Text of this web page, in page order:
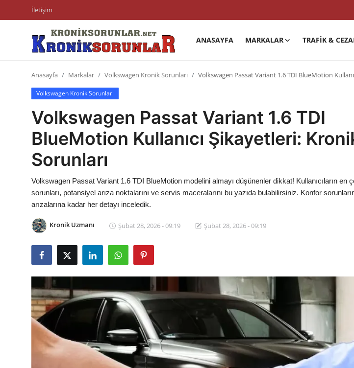
İletişim
ANASAYFA MARKALAR TRAFIK &
Trafik & Cezalar
Sigorta & Kasko
Muayene & Ruhsat
İkinci El & Alım-Satım
Bakım & Arıza Çözümleri
Elektrikli & Hibrit
Kiralama & Filo
Sürüş & Güvenlik
Lastik & Jant
Anasayfa Markalar Volkswagen Kronik Sorunları Volkswagen Passat Variant 1.6 TDI BlueMotion
Volkswagen Kronik Sorunları
Volkswagen Passat Variant 1.6 TDI
BlueMotion Kullanıcı Şikayetleri:
Sorunları
Volkswagen Passat Variant 1.6 TDI BlueMotion modelini almayı düşünenler dikkat! Kullanıcıların en
sorunları, potansiyel arıza noktalarını ve servis maceralarını bu yazıda bulabilirsiniz. Konfor
arızalarına kadar her detayı inceledik.
Kronik Uzmanı Şubat 28, 2026 - 09:19 Şubat 28, 2026 - 09:19